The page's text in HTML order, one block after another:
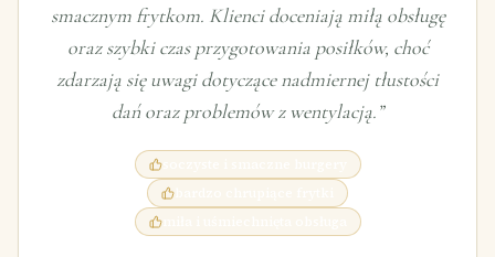
smacznym frytkom. Klienci doceniają miłą obsługę
oraz szybki czas przygotowania posiłków, choć
zdarzają się uwagi dotyczące nadmiernej tłustości
dań oraz problemów z wentylacją.”
soczyste i smaczne burgery
miła i uśmiechnięta obsługa